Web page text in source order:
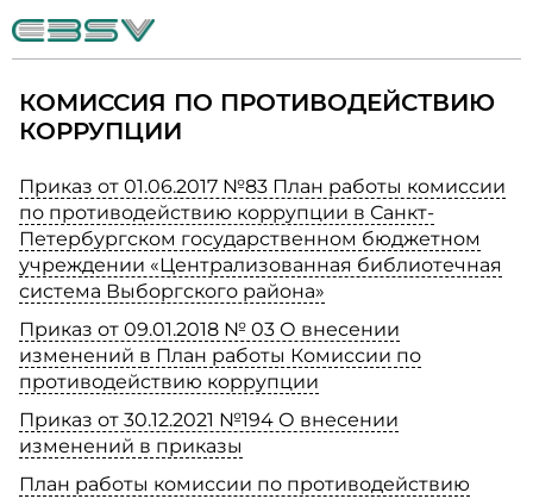
КОМИССИЯ ПО ПРОТИВОДЕЙСТВИЮ
КОРРУПЦИИ
Приказ от 01.06.2017 №83 План работы комиссии
по противодействию коррупции в Санкт-
Петербургском государственном бюджетном
учреждении «Централизованная библиотечная
система Выборгского района»
Приказ от 09.01.2018 № 03 О внесении
изменений в План работы Комиссии по
противодействию коррупции
Приказ от 30.12.2021 №194 О внесении
изменений в приказы
План работы комиссии по противодействию